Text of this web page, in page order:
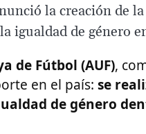
la creación de
igualdad de género
de Fútbol (AUF),
en el país: se
de género